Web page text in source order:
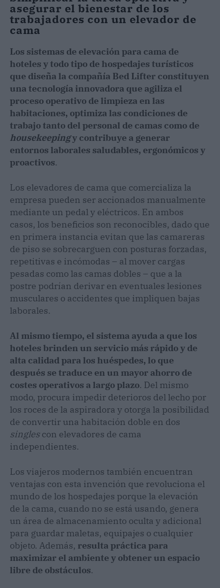
asegurar el bienestar de los
trabajadores con un elevador de
cama
Los sistemas de elevación para cama de
hoteles y todo tipo de hospedajes turísticos
que diseña la compañía Bed Lifter constituyen
una tecnología innovadora que agiliza el
proceso operativo de limpieza en las
habitaciones, optimiza las condiciones de
trabajo tanto del personal de camas como de
housekeepingy contribuye a generar
entornos laborales saludables, ergonómicos y
proactivos.
Los elevadores de cama que comercializa la
empresa pueden ser accionados manualmente
mediante un pedal y eléctricos. En ambos
casos, los beneficios son reconocibles, dado que
en primera instancia evitan que las camareras
de piso se sobrecarguen con posturas forzadas,
repetitivas e incómodas – al mover cargas
pesadas como las camas dobles – que a la
postre podrían derivar en eventuales lesiones
musculares o accidentes que impliquen bajas
laborales.
Al mismo tiempo, el sistema ayuda a que los
hoteles brinden un servicio más rápido y de
alta calidad para los huéspedes, lo que
después se traduce en un mayor ahorro de
costes operativos a largo plazo. Del mismo
modo, procura impedir deterioros del lecho por
los roces de la aspiradora y otorga la posibilidad
de convertir una habitación doble en dos
singlescon elevadores de cama
independientes.
Los viajeros modernos también encuentran
ventajas con esta invención que revoluciona el
mundo de los hospedajes porque la elevación
de la cama, cuando no se está usando, genera
un área de almacenamiento oculta y adicional
para guardar maletas, equipajes o cualquier
objeto. Además, resulta práctica para
maximizar el ambiente y obtener un espacio
libre de obstáculos.